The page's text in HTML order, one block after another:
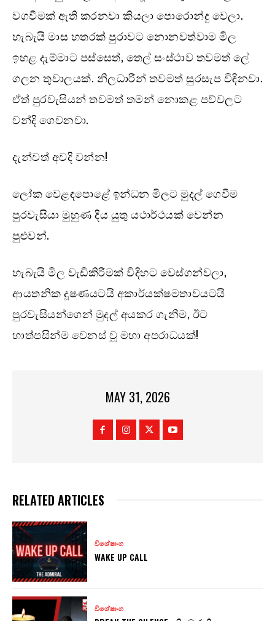
වගවීමක් ඇති කරනවා කියලා පොරොන්දු වෙලා.
හැබැයි මාස හතරක් පුරාවට නොනවත්වාම මිල
ඉහළ දැම්මාට පස්සෙත්, තෙල් සංස්ථාව තවමත් ලේ
ගලන තුවාලයක්. නිලධාරීන් තවමත් සුරසැප විඳිනවා.
ඒත් පුරවැසියන් තවමත් තමන් නොකළ පව්වලට
වන්දි ගෙවනවා.
දැන්වත් අවදි වන්න!
ලෝක වෙළඳපොළේ ඉන්ධන මිලට මුදල් ගෙවීම
පුරවැසියා මුහුණ දිය යුතු යථාර්ථයක් වෙන්න
පුළුවන්.
හැබැයි මිල වැඩිකිරීමක් විදිහට වෙස්ගන්වලා,
ආයතනික දූෂණයටයි අකාර්යක්ෂමතාවයටයි
පුරවැසියන්ගෙන් මුදල් අයකර ගැනීම, ඊට
හාත්පසින්ම වෙනස් වූ මහා අපරාධයක්!
MAY 31, 2026
RELATED ARTICLES
විශේෂාංග
WAKE UP CALL
විශේෂාංග